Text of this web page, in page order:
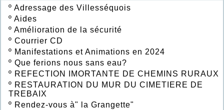
º Adressage des Villesséquois
º Aides
º Amélioration de la sécurité
º Courrier CD
º Manifestations et Animations en 2024
º Que ferions nous sans eau?
º REFECTION IMORTANTE DE CHEMINS RURAUX
º RESTAURATION DU MUR DU CIMETIERE DE
TREBAIX
º Rendez-vous à" la Grangette"